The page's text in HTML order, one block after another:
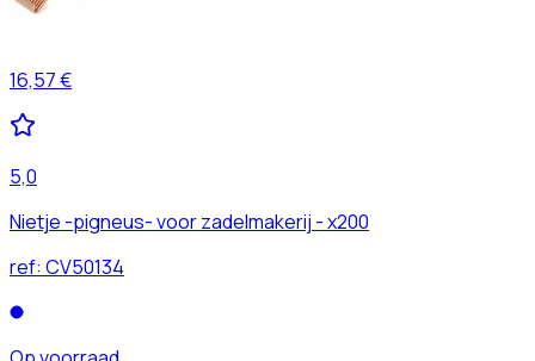
16,57 €
5,0
Nietje -pigneus- voor zadelmakerij - x200
ref: CV50134